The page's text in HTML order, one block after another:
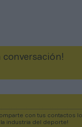
conversación!
con tus contactos
industria del deporte!